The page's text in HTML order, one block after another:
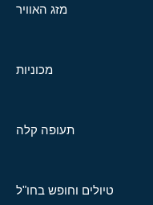
מזג האוויר
מכוניות
תעופה קלה
טיולים וחופש בחו"ל